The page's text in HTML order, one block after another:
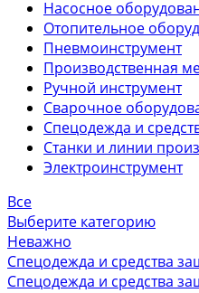
Насосное
Отопительное
Пневмоинструмент
Производственная
Ручной инструмент
Сварочное
Спецодежда и
Станки и линии
Электроинструмент
Все
Выберите категорию
Неважно
Спецодежда и средства
Спецодежда и средства